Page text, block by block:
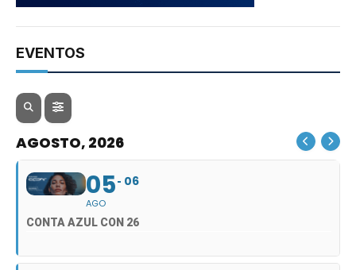
EVENTOS
AGOSTO, 2026
05
AGO
06
CONTA AZUL CON 26